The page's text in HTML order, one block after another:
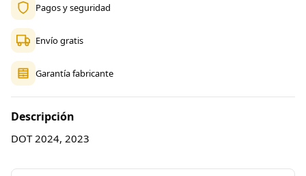
Pagos y seguridad
Envío gratis
Garantía fabricante
Descripción
DOT 2024, 2023